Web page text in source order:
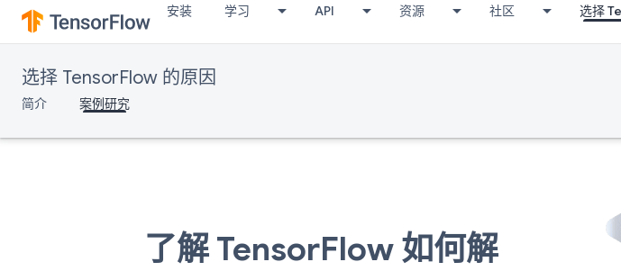
安装 学习 API 资源 社区 选择
选择 TensorFlow 的原因
简介 案例研究
了解 TensorFlow 如何解